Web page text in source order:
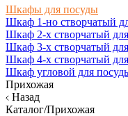
Шкафы для посуды
Шкаф 1-но створчатый
Шкаф 2-х створчатый
Шкаф 3-х створчатый
Шкаф 4-х створчатый
Шкаф угловой для
Прихожая
Назад
Каталог/Прихожая